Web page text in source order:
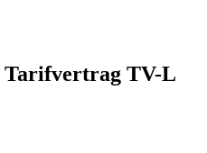
Tarifvertrag TV-L